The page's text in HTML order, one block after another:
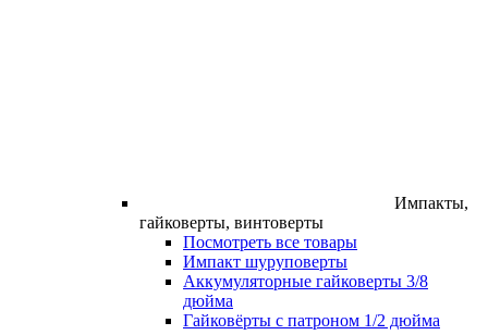
Импакты,
гайковерты, винтоверты
Посмотреть все товары
Импакт шуруповерты
Аккумуляторные гайковерты 3/8
дюйма
Гайковёрты с патроном 1/2 дюйма